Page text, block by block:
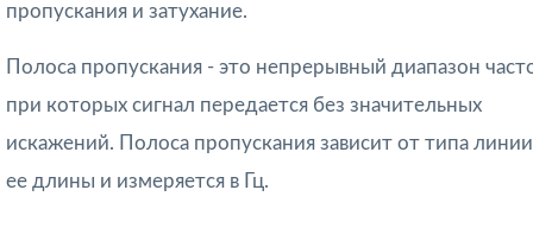
пропускания и затухание.
Полоса пропускания - это непрерывный диапазон
при которых сигнал передается без значительных
искажений. Полоса пропускания зависит от типа
ее длины и измеряется в Гц.